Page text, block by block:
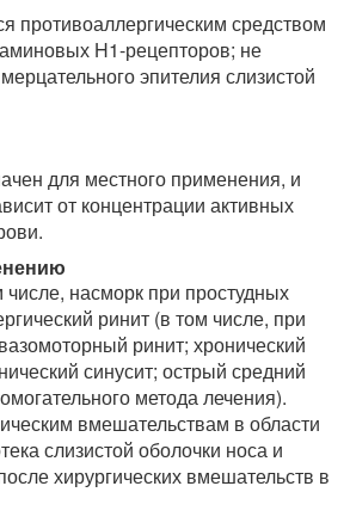
противоаллергическим средством
H1-рецепторов; не
эпителия слизистой
для местного применения, и
от концентрации активных
насморк при простудных
ринит (в том числе, при
ринит; хронический
синусит; острый средний
метода лечения).
вмешательствам в области
слизистой оболочки носа и
хирургических вмешательств в